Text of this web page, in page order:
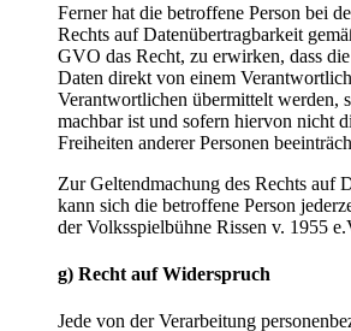
Ferner hat die betroffene Person bei
Rechts auf Datenübertragbarkeit
GVO das Recht, zu erwirken, dass
Daten direkt von einem
Verantwortlichen übermittelt werden,
machbar ist und sofern hiervon nicht
Freiheiten anderer Personen
Zur Geltendmachung des Rechts auf
kann sich die betroffene Person
der Volksspielbühne Rissen v. 1955
g) Recht auf Widerspruch
Jede von der Verarbeitung